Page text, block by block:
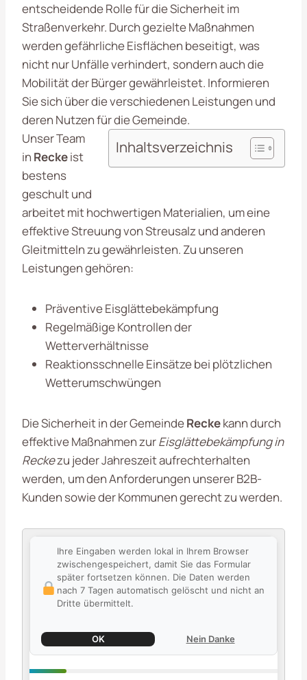
entscheidende Rolle für die Sicherheit im
Straßenverkehr. Durch gezielte Maßnahmen
werden gefährliche Eisflächen beseitigt, was
nicht nur Unfälle verhindert, sondern auch die
Mobilität der Bürger gewährleistet. Informieren
Sie sich über die verschiedenen Leistungen und
deren Nutzen für die Gemeinde.
Inhaltsverzeichnis
Unser Team
in Reckeist
bestens
geschult und
arbeitet mit hochwertigen Materialien, um eine
effektive Streuung von Streusalz und anderen
Gleitmitteln zu gewährleisten. Zu unseren
Leistungen gehören:
Präventive Eisglättebekämpfung
Regelmäßige Kontrollen der
Wetterverhältnisse
Reaktionsschnelle Einsätze bei plötzlichen
Wetterumschwüngen
Die Sicherheit in der GemeindeReckekann durch
effektive Maßnahmen zurEisglättebekämpfung in
Reckezu jeder Jahreszeit aufrechterhalten
werden, um den Anforderungen unserer B2B-
Kunden sowie der Kommunen gerecht zu werden.
Ihre Eingaben werden lokal in Ihrem Browser
zwischengespeichert, damit Sie das Formular
später fortsetzen können. Die Daten werden
nach 7 Tagen automatisch gelöscht und nicht an
Dritte übermittelt.
OK Nein Danke